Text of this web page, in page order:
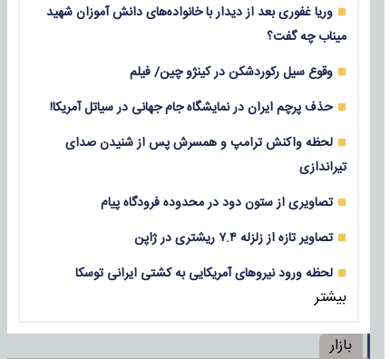
وریا غفوری بعد از دیدار با خانواده‌های دانش آموزان شهید
میناب چه گفت؟
وقوع سیل رکوردشکن در کینژو چین/ فیلم
حذف پرچم ایران در نمایشگاه جام جهانی در سیاتل آمریکا!
لحظه واکنش ترامپ و همسرش پس از شنیدن صدای
تیراندازی
تصاویری از ستون دود در محدوده فرودگاه پیام
تصاویر تازه از زلزله‌ ۷.۴ ریشتری در ژاپن
لحظه ورود نیروهای آمریکایی به کشتی ایرانی توسکا
بیشتر
بازار